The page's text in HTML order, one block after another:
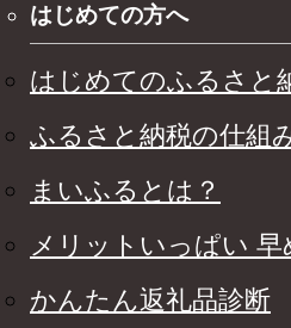
はじめての方へ
はじめてのふるさと
ふるさと納税の仕組
まいふるとは？
メリットいっぱい
かんたん返礼品診断